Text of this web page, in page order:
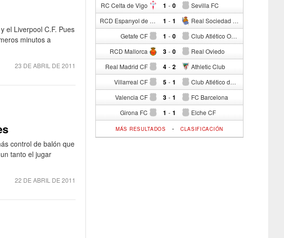
el Liverpool C.F. Pues
minutos a
23 DE ABRIL DE 2011
control de balón que
tanto el jugar
22 DE ABRIL DE 2011
RC Celta de Vigo 1 - Sevilla FC
0
RCD Espanyol de Barcelona 1 - Real Sociedad de Fútbol
1
Getafe CF 1 - Club Atlético Osasuna
0
RCD Mallorca 3 - Real Oviedo
0
Real Madrid CF 4 - Athletic Club
2
Villarreal CF 5 - Club Atlético de Madrid
1
Valencia CF 3 - FC Barcelona
1
Girona FC 1 - Elche CF
1
MÁS RESULTADOS - CLASIFICACIÓN